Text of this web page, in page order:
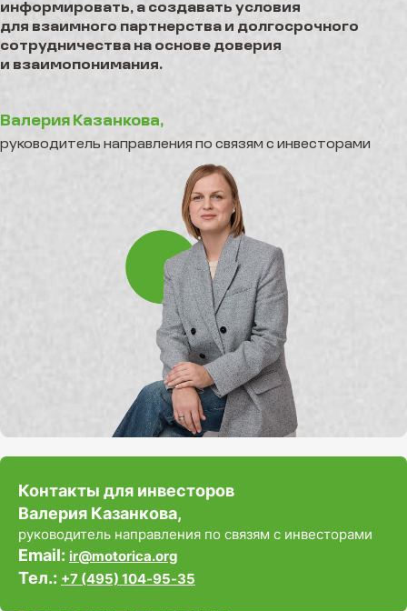
информировать, а создавать условия
для взаимного партнерства и долгосрочного
сотрудничества на основе доверия
и взаимопонимания.
Валерия Казанкова,
руководитель направления по связям с инвесторами
Контакты для инвесторов
Валерия Казанкова,
руководитель направления по связям с инвесторами
Email: ir@motorica.org
Тел.: +7 (495) 104‑95‑35